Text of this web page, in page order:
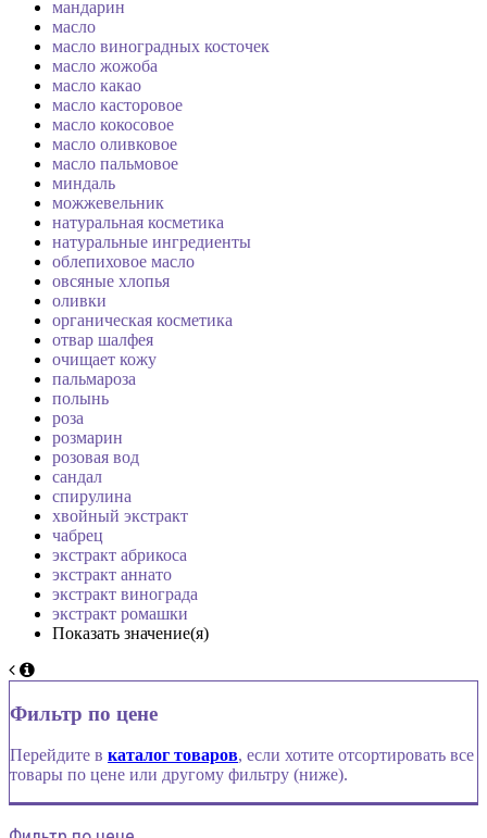
мандарин
масло
масло виноградных косточек
масло жожоба
масло какао
масло касторовое
масло кокосовое
масло оливковое
масло пальмовое
миндаль
можжевельник
натуральная косметика
натуральные ингредиенты
облепиховое масло
овсяные хлопья
оливки
органическая косметика
отвар шалфея
очищает кожу
пальмароза
полынь
роза
розмарин
розовая вод
сандал
спирулина
хвойный экстракт
чабрец
экстракт абрикоса
экстракт аннато
экстракт винограда
экстракт ромашки
Показать значение(я)
Фильтр по цене
Перейдите в каталог товаров, если хотите отсортировать все
товары по цене или другому фильтру (ниже).